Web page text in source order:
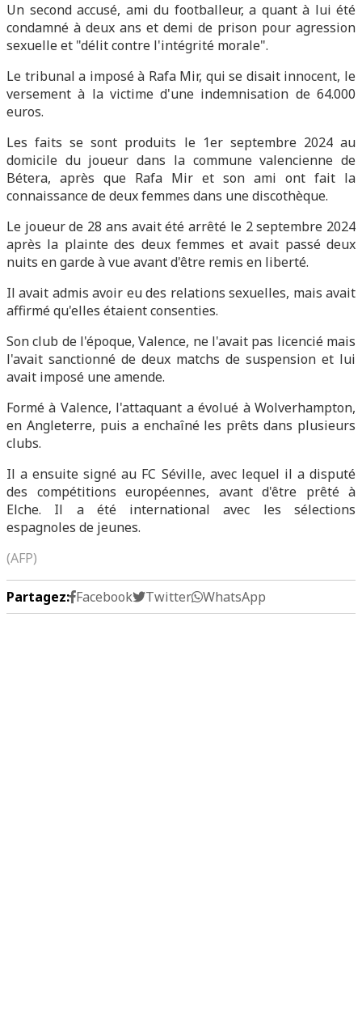
Un second accusé, ami du footballeur, a quant à lui été
condamné à deux ans et demi de prison pour agression
sexuelle et "délit contre l'intégrité morale".
Le tribunal a imposé à Rafa Mir, qui se disait innocent, le
versement à la victime d'une indemnisation de 64.000
euros.
Les faits se sont produits le 1er septembre 2024 au
domicile du joueur dans la commune valencienne de
Bétera, après que Rafa Mir et son ami ont fait la
connaissance de deux femmes dans une discothèque.
Le joueur de 28 ans avait été arrêté le 2 septembre 2024
après la plainte des deux femmes et avait passé deux
nuits en garde à vue avant d'être remis en liberté.
Il avait admis avoir eu des relations sexuelles, mais avait
affirmé qu'elles étaient consenties.
Son club de l'époque, Valence, ne l'avait pas licencié mais
l'avait sanctionné de deux matchs de suspension et lui
avait imposé une amende.
Formé à Valence, l'attaquant a évolué à Wolverhampton,
en Angleterre, puis a enchaîné les prêts dans plusieurs
clubs.
Il a ensuite signé au FC Séville, avec lequel il a disputé
des compétitions européennes, avant d'être prêté à
Elche. Il a été international avec les sélections
espagnoles de jeunes.
(AFP)
Partagez: Facebook Twitter WhatsApp